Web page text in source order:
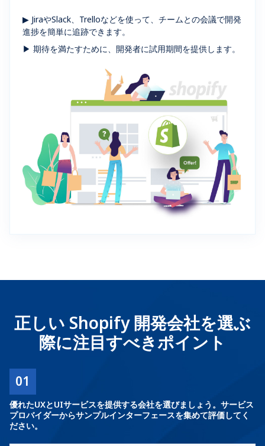
▶ JiraやSlack、Trelloなどを使って、チームとの会議で開発
進捗を簡単に追跡できます。
▶ 期待を満たすために、開発者に試用期間を提供します。
正しい Shopify 開発会社を選ぶ
際に注目すべきポイント
01
優れたUXとUIサービスを提供する会社を選びましょう。サービス
プロバイダーからサンプルインターフェースを集めて評価してく
ださい。